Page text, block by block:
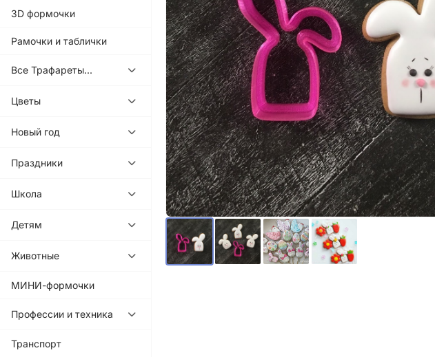
3D формочки
Рамочки и таблички
Все Трафареты...
Цветы
Новый год
Праздники
Школа
Детям
Животные
МИНИ-формочки
Профессии и техника
Транспорт